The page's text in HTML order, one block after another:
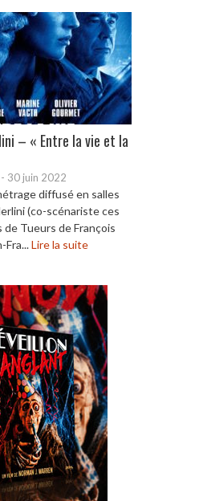
– « Entre la vie et la
- 30 juin 2022
diffusé en salles
(co-scénariste ces
Tueurs de François
Fra...Lire la suite